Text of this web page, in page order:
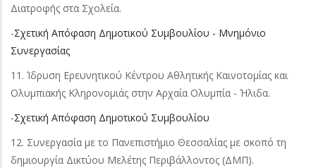
Διατροφής στα Σχολεία.
-Σχετική Απόφαση Δημοτικού Συμβουλίου - Μνημόνιο
Συνεργασίας
11. Ίδρυση Ερευνητικού Κέντρου Αθλητικής Καινοτομίας και
Ολυμπιακής Κληρονομιάς στην Αρχαία Ολυμπία - Ήλιδα.
-Σχετική Απόφαση Δημοτικού Συμβουλίου
12. Συνεργασία με το Πανεπιστήμιο Θεσσαλίας με σκοπό τη
δημιουργία Δικτύου Μελέτης Περιβάλλοντος (ΔΜΠ).